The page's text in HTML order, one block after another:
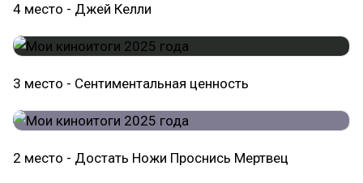
4 место - Джей Келли
3 место - Сентиментальная ценность
2 место - Достать Ножи Проснись Мертвец